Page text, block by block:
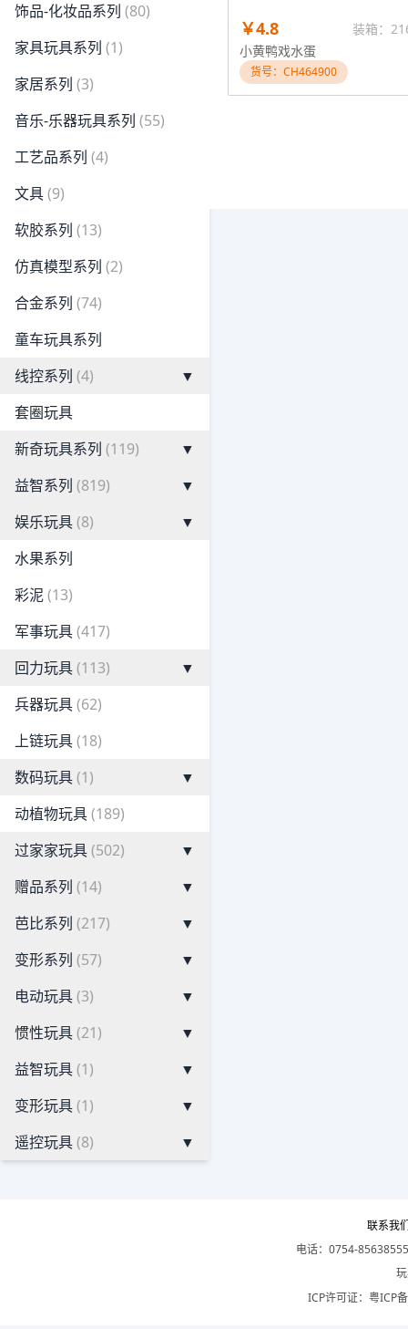
饰品-化妆品系列 (80)
家具玩具系列 (1)
家居系列 (3)
音乐-乐器玩具系列 (55)
工艺品系列 (4)
文具(9)
软胶系列 (13)
仿真模型系列 (2)
合金系列 (74)
童车玩具系列
线控系列 (4)
▼
套圈玩具
新奇玩具系列 (119)
▼
益智系列 (819)
▼
娱乐玩具(8)
▼
水果系列
彩泥(13)
军事玩具(417)
回力玩具(113)
▼
兵器玩具(62)
上链玩具(18)
数码玩具(1)
▼
动植物玩具(189)
过家家玩具(502)
▼
赠品系列 (14)
▼
芭比系列 (217)
▼
变形系列 (57)
▼
电动玩具(3)
▼
惯性玩具(21)
▼
益智玩具(1)
▼
变形玩具(1)
▼
遥控玩具(8) ▼
￥4.8
装箱：
小黄鸭戏水蛋
货号：CH464900
联系我
电话：0754-
ICP许可证： 粤ICP